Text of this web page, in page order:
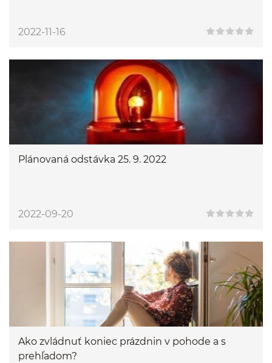
2022-11-16
Plánovaná odstávka 25. 9. 2022
2022-09-20
Ako zvládnuť koniec prázdnin v pohode a s
prehľadom?